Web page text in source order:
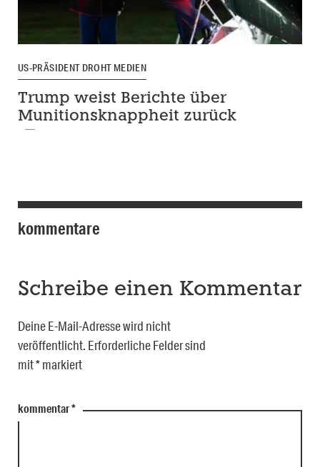
US-PRÄSIDENT DROHT MEDIEN
Trump weist Berichte über
Munitionsknappheit zurück
kommentare
Schreibe einen Kommentar
Deine E-Mail-Adresse wird nicht
veröffentlicht. Erforderliche Felder sind
mit*markiert
kommentar*